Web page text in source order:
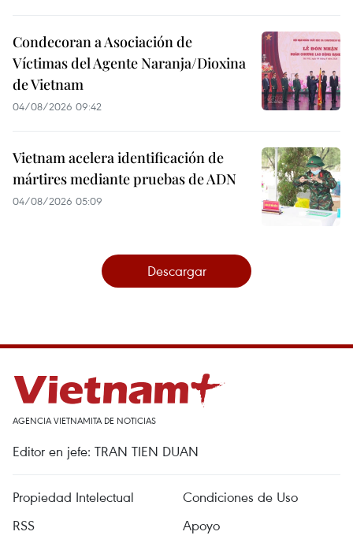
Condecoran a Asociación de
Víctimas del Agente Naranja/Dioxina
de Vietnam
04/08/2026 09:42
Vietnam acelera identificación de
mártires mediante pruebas de ADN
04/08/2026 05:09
Descargar
AGENCIA VIETNAMITA DE NOTICIAS
Editor en jefe: TRAN TIEN DUAN
Propiedad Intelectual
Condiciones de Uso
RSS
Apoyo